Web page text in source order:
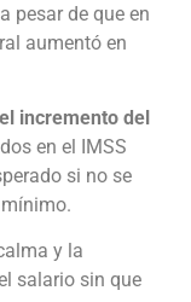
pesar de que en
aumentó en
incremento del
en el IMSS
si no se
y la
salario sin que